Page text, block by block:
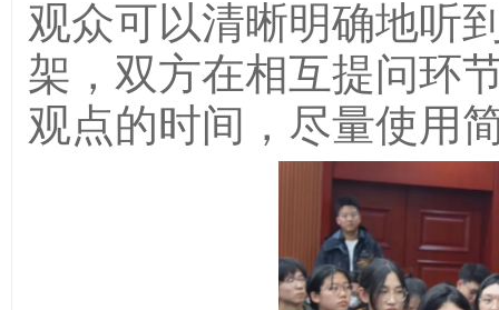
观众可以清晰明确地听
架，双方在相互提问环
观点的时间，尽量使用